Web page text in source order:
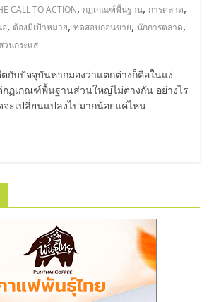
CALL TO ACTION, กฏเกณฑ์พื้นฐาน, การตลาด,
, ต้องมีเป้าหมาย,ทดสอบก่อนขาย,นักการตลาด,
วนกระแส
กับปัจจุบันหากมองว่าแตกต่างก็คือในแง่
ฏเกณฑ์พื้นฐานส่วนใหญ่ไม่ต่างกัน อย่างไร
ะเปลี่ยนแปลงไปมากน้อยแค่ไหน